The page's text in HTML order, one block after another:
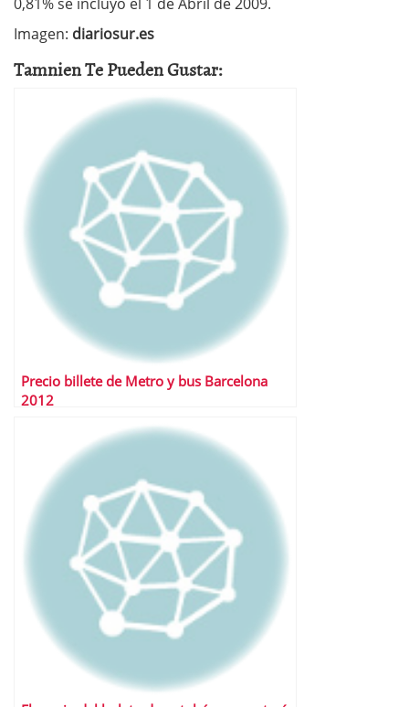
Imagen: diariosur.es
Tamnien Te Pueden Gustar:
Precio billete de Metro y bus Barcelona
2012